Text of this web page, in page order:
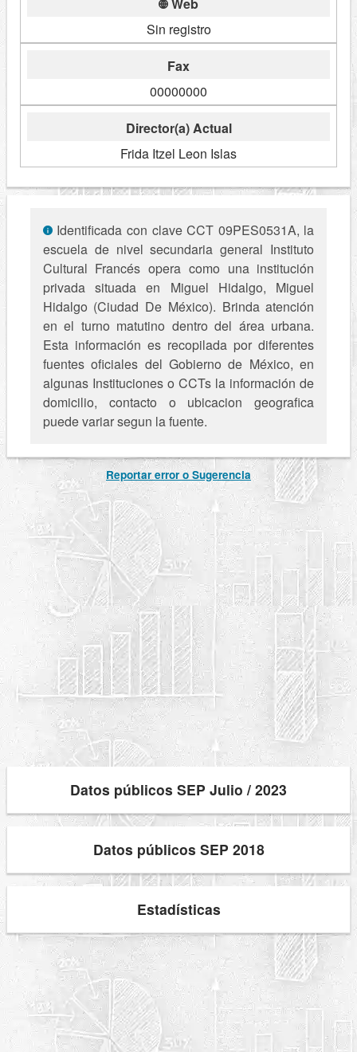
Web
Sin registro
Fax
00000000
Director(a) Actual
Frida Itzel Leon Islas
Identificada con clave CCT 09PES0531A, la
escuela de nivel secundaria general Instituto
Cultural Francés opera como una institución
privada situada en Miguel Hidalgo, Miguel
Hidalgo (Ciudad De México). Brinda atención
en el turno matutino dentro del área urbana.
Esta información es recopilada por diferentes
fuentes oficiales del Gobierno de México, en
algunas Instituciones o CCTs la información de
domicilio, contacto o ubicacion geografica
puede variar segun la fuente.
Reportar error o Sugerencia
Datos públicos SEP Julio / 2023
Datos públicos SEP 2018
Estadísticas